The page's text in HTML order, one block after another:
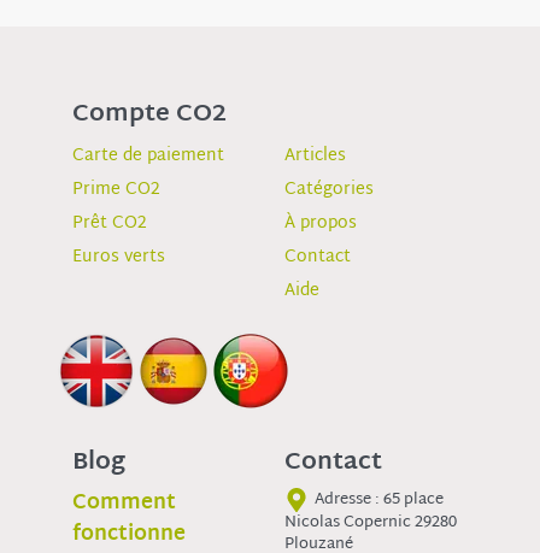
Compte CO2
Carte de paiement
Prime CO2
Prêt CO2
Euros verts
Articles
Catégories
À propos
Contact
Aide
Blog
Comment
fonctionne
Contact
Adresse : 65 place
Nicolas Copernic 29280
Plouzané